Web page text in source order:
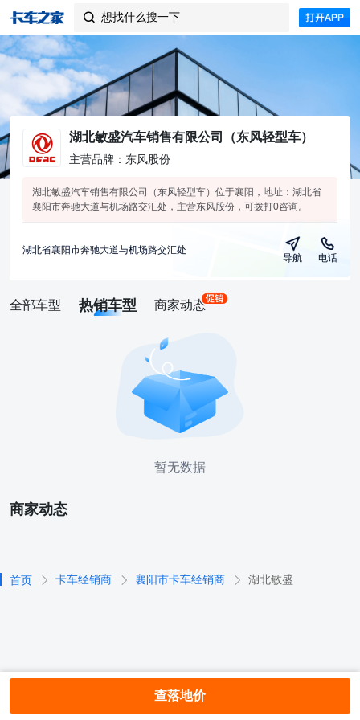
 想找什么搜一下
湖北敏盛汽车销售有限公司（东风轻型车）
主营品牌：东风股份
湖北敏盛汽车销售有限公司（东风轻型车）位于襄阳，地址：湖北省
襄阳市奔驰大道与机场路交汇处，主营东风股份，可拨打0咨询。
湖北省襄阳市奔驰大道与机场路交汇处
导航 电话
全部车型 热销车型 商家动态
暂无数据
商家动态
首页 卡车经销商 襄阳市卡车经销商 湖北敏盛
查落地价